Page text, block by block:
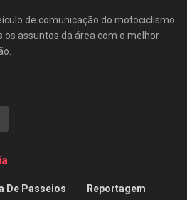
de comunicação do motociclismo
assuntos da área com o melhor
De Passeios
Reportagem